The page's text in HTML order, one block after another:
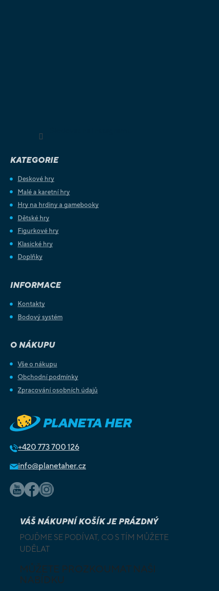
KATEGORIE
Deskové hry
Malé a karetní hry
Hry na hrdiny a gamebooky
Dětské hry
Figurkové hry
Klasické hry
Doplňky
INFORMACE
Kontakty
Bodový systém
O NÁKUPU
Vše o nákupu
Obchodní podmínky
Zpracování osobních údajů
+420 773 700 126
info@planetaher.cz
VÁŠ NÁKUPNÍ KOŠÍK JE PRÁZDNÝ
POJĎME SE PODÍVAT, CO S TÍM MŮŽETE
UDĚLAT
MŮŽETE PROZKOUMAT NAŠI
NABÍDKU